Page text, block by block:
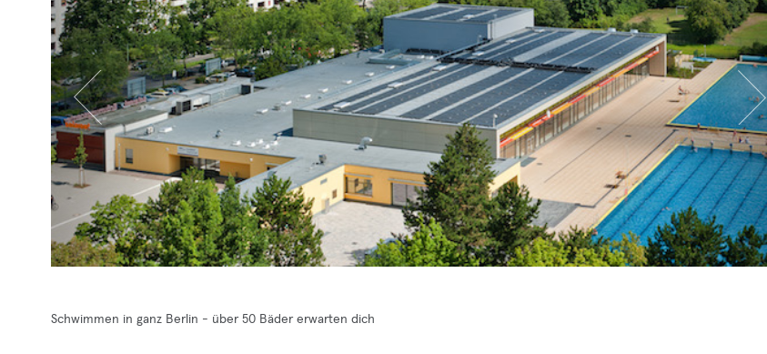
Schwimmen in ganz Berlin - über 50 Bäder erwarten dich